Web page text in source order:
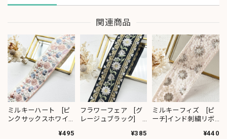
関連商品
ミルキーハート [ピ
ンクサックスホワイ
¥495
フラワーフェア [グ
レージュブラック]
¥385
ミルキーフィズ [ピ
ーチ]インド刺繍リボ
¥440